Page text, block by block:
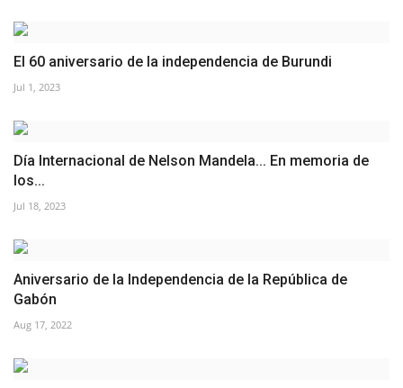
El 60 aniversario de la independencia de Burundi
Jul 1, 2023
Día Internacional de Nelson Mandela... En memoria de
los...
Jul 18, 2023
Aniversario de la Independencia de la República de
Gabón
Aug 17, 2022